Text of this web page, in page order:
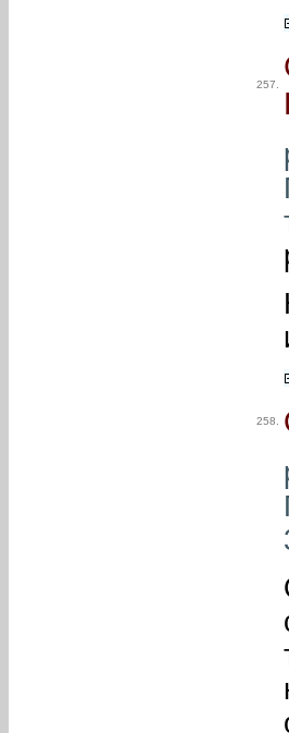
257.
258.